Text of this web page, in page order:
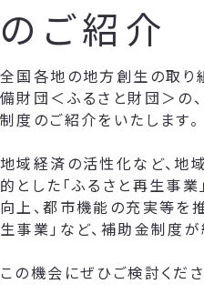
のご紹介
全国各地の地方創生の取り
備財団＜ふるさと財団＞の
制度のご紹介をいたします。
地域経済の活性化など、地
的とした「ふるさと再生事業
向上、都市機能の充実等を
生事業」など、補助金制度
この機会にぜひご検討くださ